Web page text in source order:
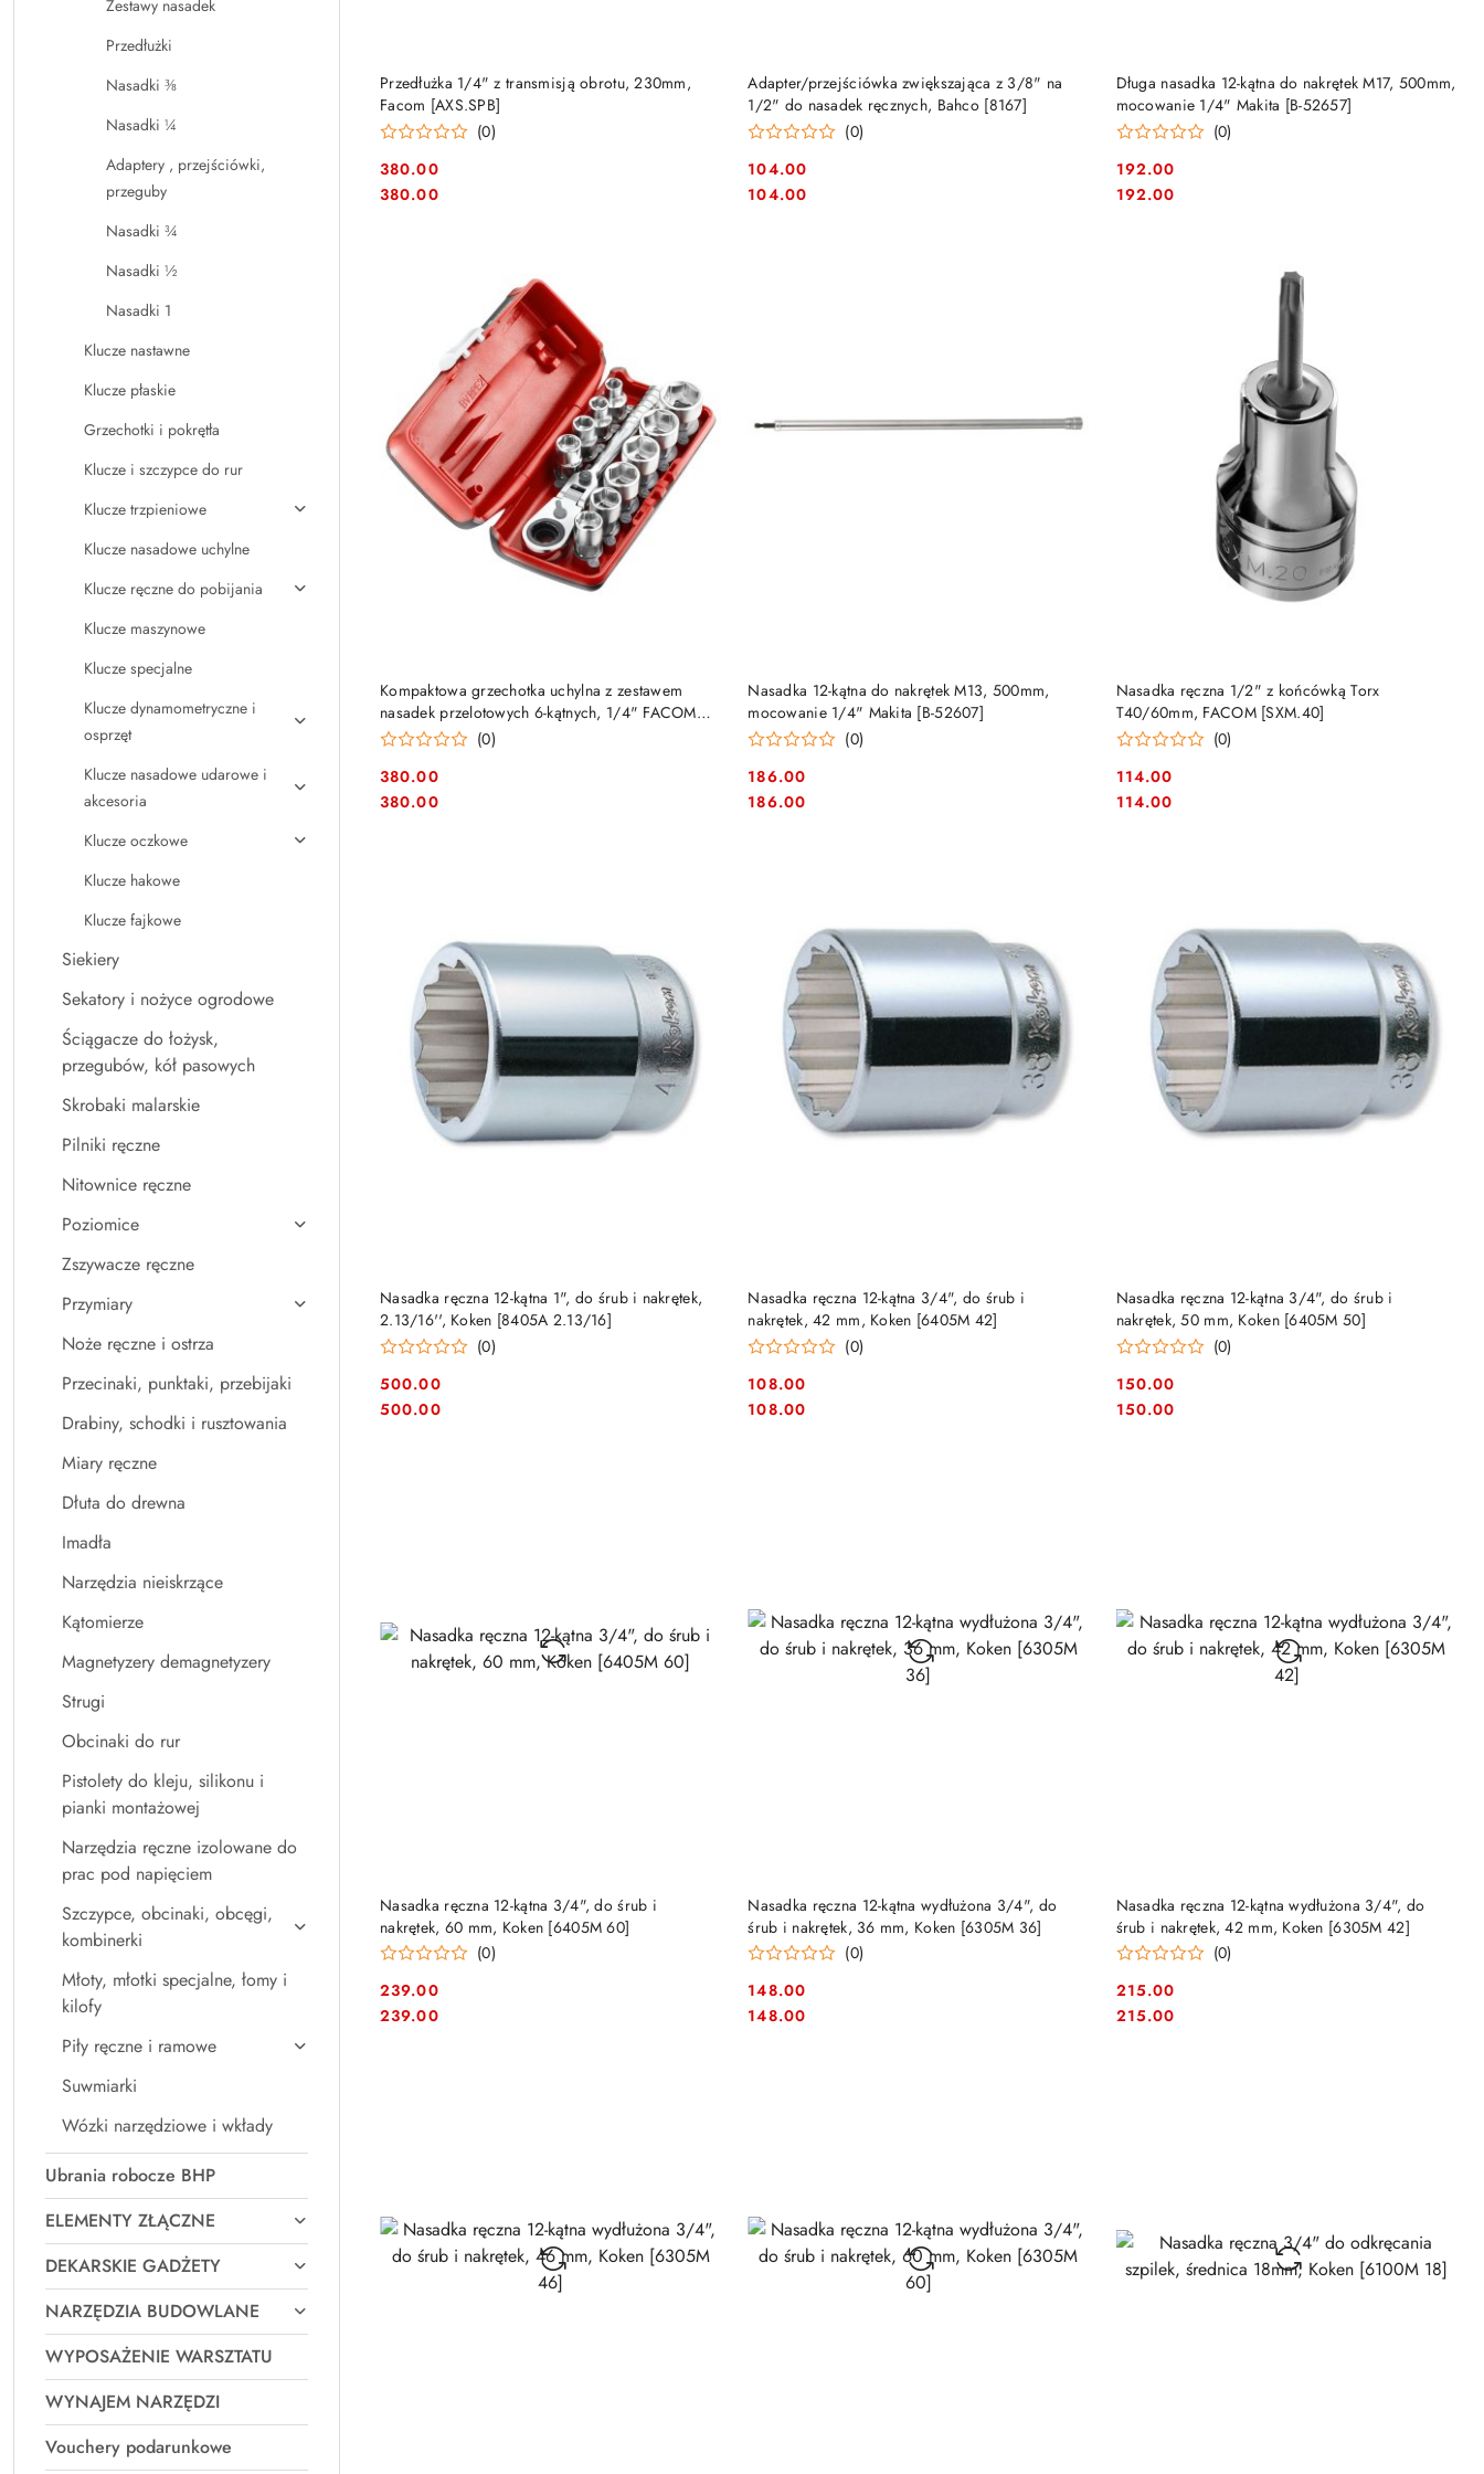
Zestawy nasadek
Przedłużki
Nasadki ⅜
Nasadki ¼
Adaptery , przejściówki,
przeguby
Nasadki ¾
Nasadki ½
Nasadki 1
Klucze nastawne
Klucze płaskie
Grzechotki i pokrętła
Klucze i szczypce do rur
Klucze trzpieniowe
Klucze nasadowe uchylne
Klucze ręczne do pobijania
Klucze maszynowe
Klucze specjalne
Klucze dynamometryczne i
osprzęt
Klucze nasadowe udarowe i
akcesoria
Klucze oczkowe
Klucze hakowe
Klucze fajkowe
Siekiery
Sekatory i nożyce ogrodowe
Ściągacze do łożysk,
przegubów, kół pasowych
Skrobaki malarskie
Pilniki ręczne
Nitownice ręczne
Poziomice
Zszywacze ręczne
Przymiary
Noże ręczne i ostrza
Przecinaki, punktaki, przebijaki
Drabiny, schodki i rusztowania
Miary ręczne
Dłuta do drewna
Imadła
Narzędzia nieiskrzące
Kątomierze
Magnetyzery demagnetyzery
Strugi
Obcinaki do rur
Pistolety do kleju, silikonu i
pianki montażowej
Narzędzia ręczne izolowane do
prac pod napięciem
Szczypce, obcinaki, obcęgi,
kombinerki
Młoty, młotki specjalne, łomy i
kilofy
Piły ręczne i ramowe
Suwmiarki
Wózki narzędziowe i wkłady
Ubrania robocze BHP
ELEMENTY ZŁĄCZNE
DEKARSKIE GADŻETY
NARZĘDZIA BUDOWLANE
WYPOSAŻENIE WARSZTATU
WYNAJEM NARZĘDZI
Vouchery podarunkowe
Przedłużka 1/4" z transmisją obrotu, 230mm,
Facom [AXS.SPB]
(0)
Cena:
380.00
Cena:
380.00
DO KOSZYKA
Adapter/przejściówka zwiększająca z 3/8" na
1/2" do nasadek ręcznych, Bahco [8167]
(0)
Cena:
104.00
Cena:
104.00
DO KOSZYKA
Długa nasadka 12-kątna do nakrętek M17, 500mm,
mocowanie 1/4" Makita [B-52657]
(0)
Cena:
192.00
Cena:
192.00
DO KOSZYKA
Kompaktowa grzechotka uchylna z zestawem
nasadek przelotowych 6-kątnych, 1/4" FACOM
[RXPICOPB]
(0)
Cena:
380.00
Cena:
380.00
DO KOSZYKA
Nasadka 12-kątna do nakrętek M13, 500mm,
mocowanie 1/4" Makita [B-52607]
(0)
Cena:
186.00
Cena:
186.00
DO KOSZYKA
Nasadka ręczna 1/2" z końcówką Torx
T40/60mm, FACOM [SXM.40]
(0)
Cena:
114.00
Cena:
114.00
DO KOSZYKA
Nasadka ręczna 12-kątna 1", do śrub i nakrętek,
2.13/16'', Koken [8405A 2.13/16]
(0)
Cena:
500.00
Cena:
500.00
DO KOSZYKA
Nasadka ręczna 12-kątna 3/4", do śrub i
nakrętek, 42 mm, Koken [6405M 42]
(0)
Cena:
108.00
Cena:
108.00
DO KOSZYKA
Nasadka ręczna 12-kątna 3/4", do śrub i
nakrętek, 50 mm, Koken [6405M 50]
(0)
Cena:
150.00
Cena:
150.00
DO KOSZYKA
Nasadka ręczna 12-kątna 3/4", do śrub i
nakrętek, 60 mm, Koken [6405M 60]
(0)
Cena:
239.00
Cena:
239.00
DO KOSZYKA
Nasadka ręczna 12-kątna wydłużona 3/4", do
śrub i nakrętek, 36 mm, Koken [6305M 36]
(0)
Cena:
148.00
Cena:
148.00
DO KOSZYKA
Nasadka ręczna 12-kątna wydłużona 3/4", do
śrub i nakrętek, 42 mm, Koken [6305M 42]
(0)
Cena:
215.00
Cena:
215.00
DO KOSZYKA